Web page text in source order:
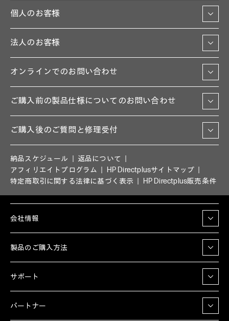
個人のお客様
法人のお客様
オンラインでのお問い合わせ
ご購入前の製品仕様についてのお問い合わせ
ご購入後のご質問と修理受付
納品スケジュール
返品について
アフィリエイトプログラム
HP Directplusサイトマップ
特定商取引に関する法律に基づく表示
HP Directplus販売条件
会社情報
製品のご購入方法
サポート
パートナー